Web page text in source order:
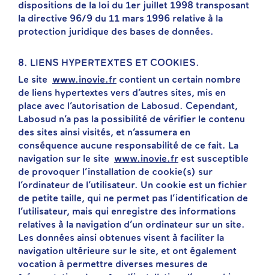
dispositions de la loi du 1er juillet 1998 transposant
la directive 96/9 du 11 mars 1996 relative à la
protection juridique des bases de données.
8. LIENS HYPERTEXTES ET COOKIES.
Le site www.inovie.fr contient un certain nombre
de liens hypertextes vers d’autres sites, mis en
place avec l’autorisation de Labosud. Cependant,
Labosud n’a pas la possibilité de vérifier le contenu
des sites ainsi visités, et n’assumera en
conséquence aucune responsabilité de ce fait. La
navigation sur le site www.inovie.fr est susceptible
de provoquer l’installation de cookie(s) sur
l’ordinateur de l’utilisateur. Un cookie est un fichier
de petite taille, qui ne permet pas l’identification de
l’utilisateur, mais qui enregistre des informations
relatives à la navigation d’un ordinateur sur un site.
Les données ainsi obtenues visent à faciliter la
navigation ultérieure sur le site, et ont également
vocation à permettre diverses mesures de